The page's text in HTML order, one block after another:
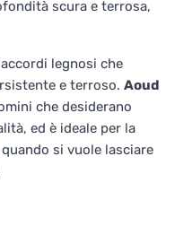
scura e terrosa,
legnosi che
e terroso. Aoud
che desiderano
ed è ideale per la
si vuole lasciare